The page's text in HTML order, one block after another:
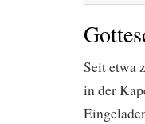
Seit etwa
in der